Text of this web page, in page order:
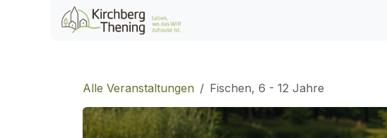
Zum Inhalt springen
Alle Veranstaltungen Fischen, 6 - 12 Jahre